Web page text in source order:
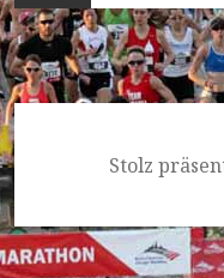
Vorherige
Stolz